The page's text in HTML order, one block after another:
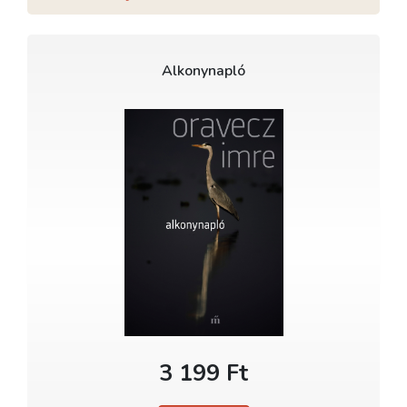
Alkonynapló
3 199 Ft